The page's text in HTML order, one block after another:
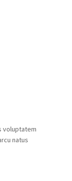
voluptatem
natus